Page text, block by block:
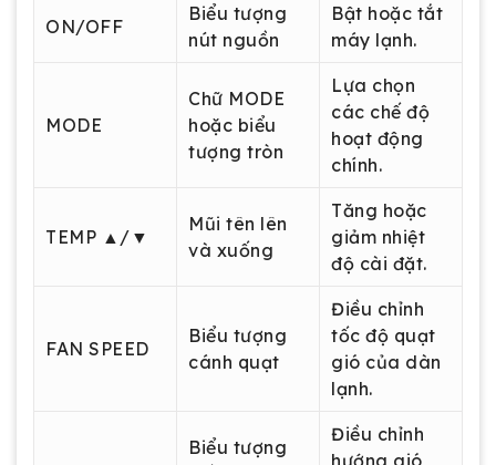
ON/OFF
Biểu tượng
nút nguồn
Bật hoặc tắt
máy lạnh.
MODE
Chữ MODE
hoặc biểu
tượng tròn
Lựa chọn
các chế độ
hoạt động
chính.
TEMP ▲/▼
Mũi tên lên
và xuống
Tăng hoặc
giảm nhiệt
độ cài đặt.
FAN SPEED
Biểu tượng
cánh quạt
Điều chỉnh
tốc độ quạt
gió của dàn
lạnh.
Biểu tượng
Điều chỉnh
hướng gió